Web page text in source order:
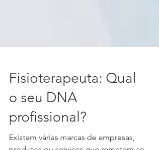
Fisioterapeuta: Qual
o seu DNA
profissional?